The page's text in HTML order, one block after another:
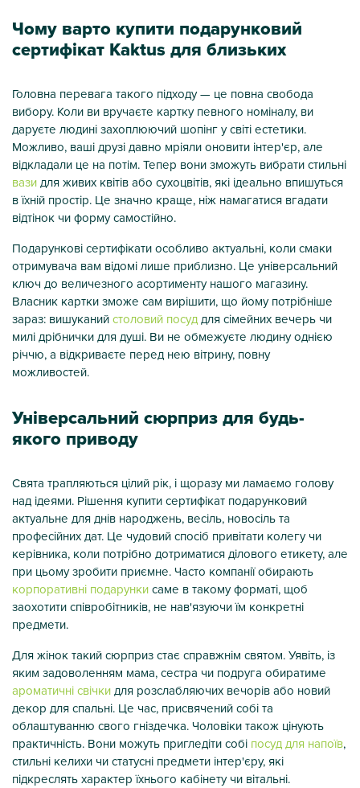
Чому варто купити подарунковий
сертифікат Kaktus для близьких
Головна перевага такого підходу — це повна свобода
вибору. Коли ви вручаєте картку певного номіналу, ви
даруєте людині захоплюючий шопінг у світі естетики.
Можливо, ваші друзі давно мріяли оновити інтер'єр, але
відкладали це на потім. Тепер вони зможуть вибрати стильні
вазидля живих квітів або сухоцвітів, які ідеально впишуться
в їхній простір. Це значно краще, ніж намагатися вгадати
відтінок чи форму самостійно.
Подарункові сертифікати особливо актуальні, коли смаки
отримувача вам відомі лише приблизно. Це універсальний
ключ до величезного асортименту нашого магазину.
Власник картки зможе сам вирішити, що йому потрібніше
зараз: вишуканийстоловий посуддля сімейних вечерь чи
милі дрібнички для душі. Ви не обмежуєте людину однією
річчю, а відкриваєте перед нею вітрину, повну
можливостей.
Універсальний сюрприз для будь-
якого приводу
Свята трапляються цілий рік, і щоразу ми ламаємо голову
над ідеями. Рішення купити сертифікат подарунковий
актуальне для днів народжень, весіль, новосіль та
професійних дат. Це чудовий спосіб привітати колегу чи
керівника, коли потрібно дотриматися ділового етикету, але
при цьому зробити приємне. Часто компанії обирають
корпоративні подарункисаме в такому форматі, щоб
заохотити співробітників, не нав'язуючи їм конкретні
предмети.
Для жінок такий сюрприз стає справжнім святом. Уявіть, із
яким задоволенням мама, сестра чи подруга обиратиме
ароматичні свічкидля розслабляючих вечорів або новий
декор для спальні. Це час, присвячений собі та
облаштуванню свого гніздечка. Чоловіки також цінують
практичність. Вони можуть пригледіти собі посуд для напоїв,
стильні келихи чи статусні предмети інтер'єру, які
підкреслять характер їхнього кабінету чи вітальні.